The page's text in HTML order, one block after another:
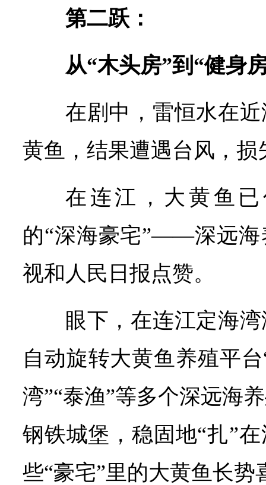
第二跃：
从“木头房”到“健身
在剧中，雷恒水在
黄鱼，结果遭遇台风，损
在连江，大黄鱼
的“深海豪宅”——深远海
视和人民日报点赞。
眼下，在连江定海
自动旋转大黄鱼养殖平
湾”“泰渔”等多个深远海
钢铁城堡，稳固地“扎”
些“豪宅”里的大黄鱼长势